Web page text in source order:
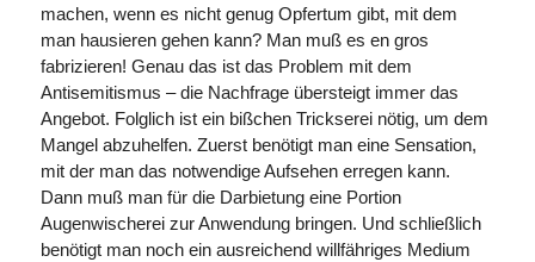
machen, wenn es nicht genug Opfertum gibt, mit dem
man hausieren gehen kann? Man muß es en gros
fabrizieren! Genau das ist das Problem mit dem
Antisemitismus – die Nachfrage übersteigt immer das
Angebot. Folglich ist ein bißchen Trickserei nötig, um dem
Mangel abzuhelfen. Zuerst benötigt man eine Sensation,
mit der man das notwendige Aufsehen erregen kann.
Dann muß man für die Darbietung eine Portion
Augenwischerei zur Anwendung bringen. Und schließlich
benötigt man noch ein ausreichend willfähriges Medium